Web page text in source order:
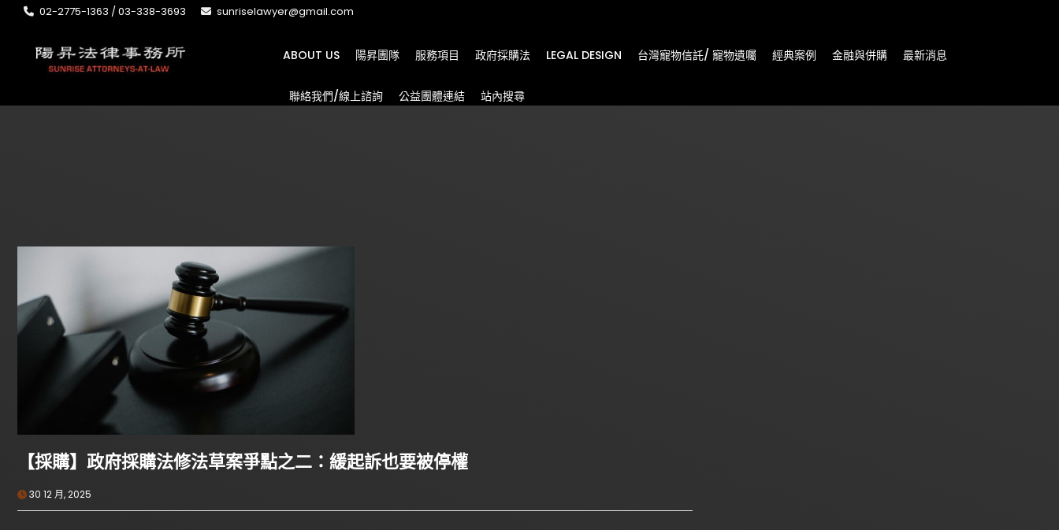
02-2775-1363 / 03-338-3693 sunriselawyer@gmail.com
ABOUT US 陽昇團隊 服務項目 政府採購法 LEGAL DESIGN 台灣寵物信託/ 寵物遺囑 經典案例 金融與併購 最新消息
聯絡我們/線上諮詢 公益團體連結 站內搜尋
【採購】政府採購法修法草案爭點之二：緩起訴也要被停權
30 12 月, 2025